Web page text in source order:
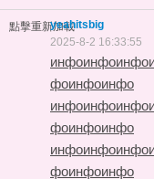
點擊重新加載yeahitsbig
2025-8-2 16:33:55
инфоинфоинфо
фоинфоинфо
инфоинфоинфо
фоинфоинфо
инфоинфоинфо
фоинфоинфо